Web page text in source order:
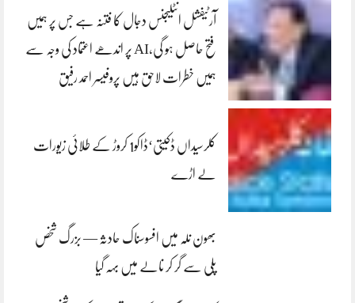
آرٹیفشل انٹلیجنس دجال کا فتنہ ہے جس پر ہمیں
فتح حاصل ہو گی،AI پر اندھے اعتماد کی وجہ سے
ہمیں خطرات لاحق ہیں پروفیسر احمد رفیق
کلرسیداں ڈکیتی‘ڈاکو1 کروڑ کے طلائی زیورات
لے اڑے
بھون نلہ میں افسوسناک حادثہ — بزرگ شخص
پلی سے گر کر نالے میں بہہ گیا